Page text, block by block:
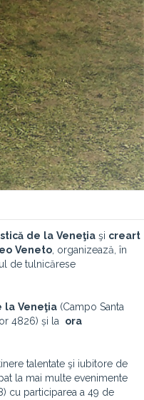
de la Veneţia şi creart
Veneto , organizează, în
de tulnicărese
la Veneţia (Campo Santa
4826) și la ora
talentate şi iubitore de
la mai multe evenimente
cu participarea a 49 de